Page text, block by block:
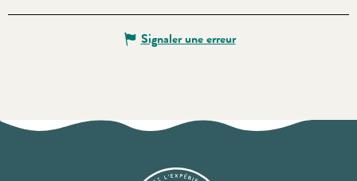
Signaler une erreur